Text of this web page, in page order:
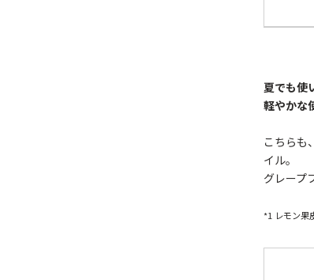
夏でも使
軽やかな
こちらも
イル。
グレープ
*1 レモン果